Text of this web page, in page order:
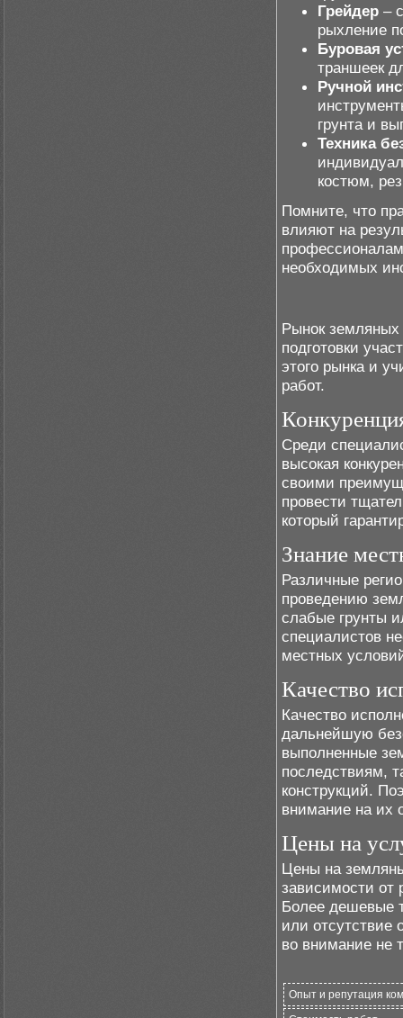
Грейдер –
рыхление
Буровая
траншеек
Ручной
грунта и
Техника
костюм,
Помните, что
влияют на
необходимых
Рынок земляных
подготовки
этого рынка и
работ.
Среди
высокая
своими
провести
который
Знание
Различные
проведению
слабые грунты
специалистов
местных
Качество
Качество
дальнейшую
выполненные
последствиям,
конструкций.
внимание на их
Цены на
Цены на
зависимости от
Более дешевые
или отсутствие
во внимание не
Опыт и репутация